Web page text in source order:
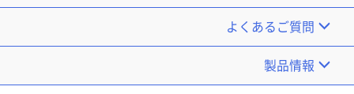
よくあるご質問
製品情報